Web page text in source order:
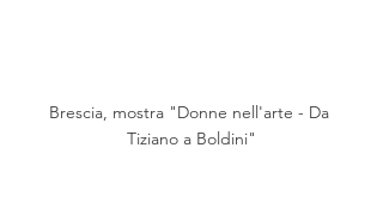
Brescia, mostra "Donne nell'arte - Da
Tiziano a Boldini"